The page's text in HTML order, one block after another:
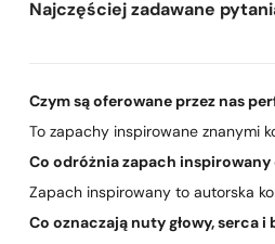
Najczęściej zadawane
Czym są oferowane przez nas
To zapachy inspirowane znanymi
Co odróżnia zapach
Zapach inspirowany to autorska
Co oznaczają nuty głowy, serca i